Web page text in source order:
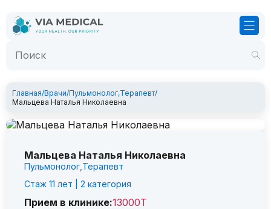
Главная/Врачи/Пульмонолог,Терапевт/
Мальцева Наталья Николаевна
Мальцева Наталья Николаевна
Пульмонолог, Терапевт
Стаж 11 лет | 2 категория
Прием в клинике:13000Т